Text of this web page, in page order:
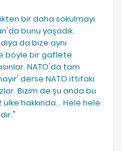
bir daha sokulmayı
bunu yaşadık.
da bize aynı
böyle bir gaflete
NATO'da tam
derse NATO ittifakı
Bizim de şu anda bu
hakkında... Hele hele